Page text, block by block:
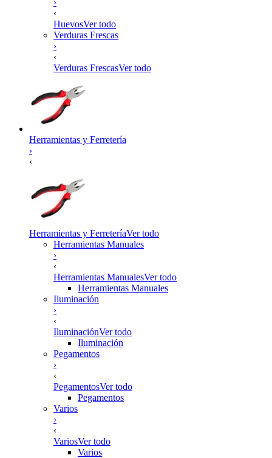
›
‹
HuevosVer todo
Verduras Frescas
›
‹
Verduras FrescasVer todo
Herramientas y Ferretería
›
‹
Herramientas y FerreteríaVer todo
Herramientas Manuales
›
‹
Herramientas ManualesVer todo
Herramientas Manuales
Iluminación
›
‹
IluminaciónVer todo
Iluminación
Pegamentos
›
‹
PegamentosVer todo
Pegamentos
Varios
›
‹
VariosVer todo
Varios